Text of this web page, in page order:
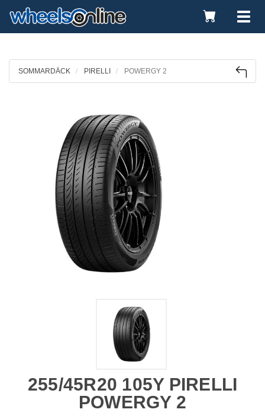
Toggle
Cart
SOMMARDÄCK PIRELLI POWERGY 2
255/45R20 105Y PIRELLI
POWERGY 2